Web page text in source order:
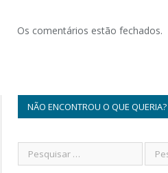
Os comentários estão fechados.
NÃO ENCONTROU O QUE QUERIA?